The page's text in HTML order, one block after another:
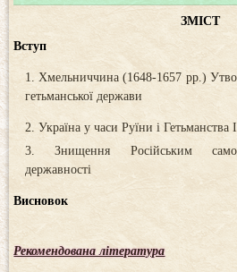
ЗМІСТ
Вступ
Хмельниччина (1648-1657 рр.)
гетьманської держави
Україна у часи Руїни і
Знищення Російським
державності
Висновок
Рекомендована література